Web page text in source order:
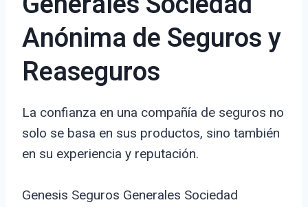
Anónima de Seguros y
Reaseguros
La confianza en una compañía de seguros no
solo se basa en sus productos, sino también
en su experiencia y reputación.
Genesis Seguros Generales Sociedad